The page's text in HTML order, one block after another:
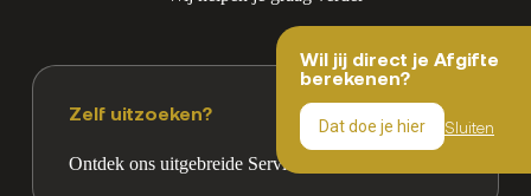
Zelf uitzoeken?
Ontdek ons uitgebreide Servicedesk pagina
Wil jij direct je Afgifte
berekenen?
Dat doe je hier Sluiten